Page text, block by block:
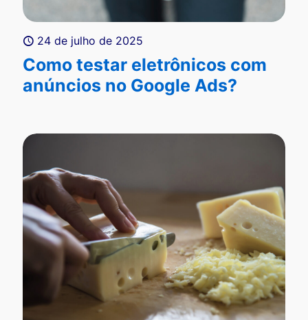
24 de julho de 2025
Como testar eletrônicos com
anúncios no Google Ads?